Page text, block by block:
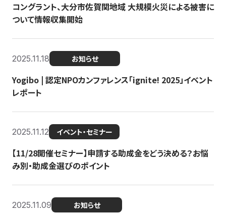
コングラント、大分市佐賀関地域 大規模火災による被害に
ついて情報収集開始
2025.11.18 お知らせ
Yogibo | 認定NPOカンファレンス「ignite! 2025」イベント
レポート
2025.11.12 イベント・セミナー
【11/28開催セミナー】申請する助成金をどう決める？お悩
み別・助成金選びのポイント
2025.11.09 お知らせ